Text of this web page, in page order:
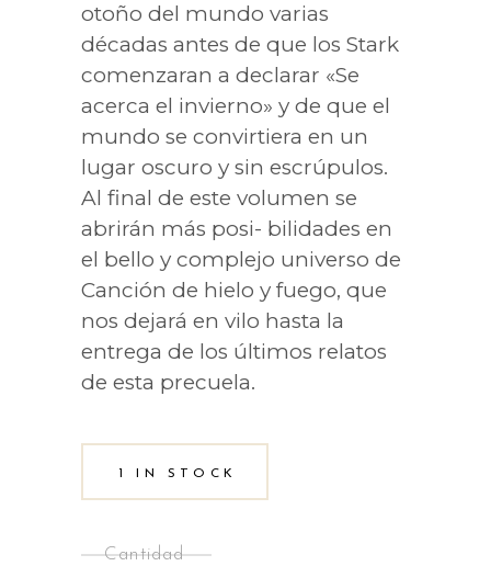
otoño del mundo varias
décadas antes de que los Stark
comenzaran a declarar «Se
acerca el invierno» y de que el
mundo se convirtiera en un
lugar oscuro y sin escrúpulos.
Al final de este volumen se
abrirán más posi- bilidades en
el bello y complejo universo de
Canción de hielo y fuego, que
nos dejará en vilo hasta la
entrega de los últimos relatos
de esta precuela.
1 IN STOCK